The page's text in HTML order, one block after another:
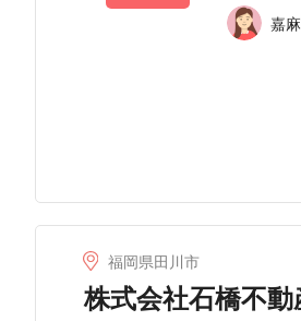
嘉
福岡県田川市
株式会社石橋不動